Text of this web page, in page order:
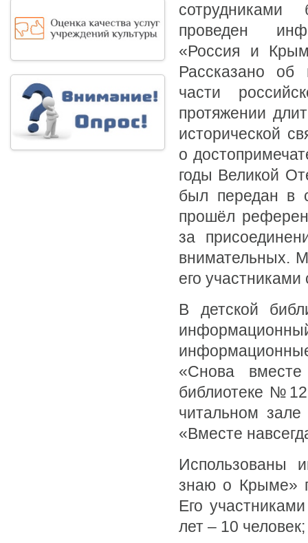
проведен
«Россия и
Рассказано
части
протяжении
исторической
о
годы Великой
был передан в
прошёл
за
внимательных.
его участниками
В детской
«Снова
библиотеке
читальном
«Вместе
Использованы
знаю о Крыме»
Его
лет – 10